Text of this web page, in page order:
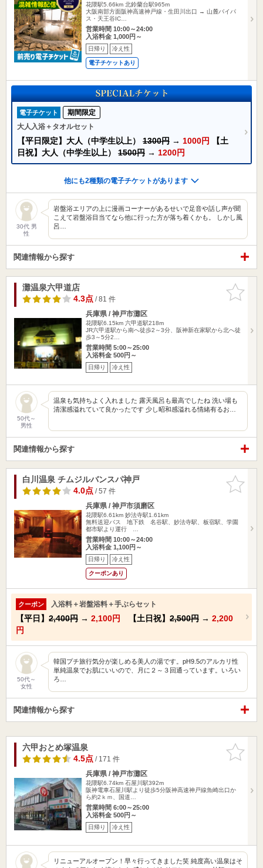
花隈駅5.66km 北鈴蘭台駅965m
大阪南部方面阪神高速神戸線・生田川出口 → 山麓バイパ
ス・天王谷IC…
営業時間 10:00～24:00
入浴料金 1,000円～
日帰り 冷え性
電子チケットあり
電子チケット
期間限定
大人入浴＋タオルセット
【平日限定】大人（中学生以上） 1300円 → 1000円
【土
日祝】大人（中学生以上） 1500円 → 1200円
他にも2種類の電子チケットがあります
30代 男
性
岩盤浴エリアの上に漫画コーナーがあるせいで足音や話し声が聞
こえて岩盤浴目当てなら他に行った方が落ち着くかも。 しかし風
呂…
関連情報から探す
お気に入
りに追加
灘温泉六甲道店
4.3点/ 81 件
兵庫県 / 神戸市灘区
花隈駅6.15km 六甲道駅218m
JR六甲道駅から南へ徒歩2～3分、阪神新在家駅から北へ徒
歩3～5分2…
営業時間 5:00～25:00
入浴料金 500円～
日帰り 冷え性
50代～
男性
温泉も気持ちよく入れました 露天風呂も最高でしたね 洗い場も
清潔感溢れていて良かったです 少し昭和感溢れる情緒有るお…
関連情報から探す
お気に入
りに追加
白川温泉 チムジルバンスパ神戸
4.0点/ 57 件
兵庫県 / 神戸市須磨区
花隈駅6.61km 妙法寺駅1.61km
無料送迎バス 地下鉄 名谷駅、妙法寺駅、板宿駅、学園
都市駅より運行 …
営業時間 10:00～24:00
入浴料金 1,100円～
日帰り 冷え性
クーポンあり
クーポン 入浴料＋岩盤浴料＋手ぶらセット
【平日】 2,400円 → 2,100円 【土日祝】 2,500円 → 2,200
円
50代～
女性
韓国プチ旅行気分が楽しめる美人の湯です。pH9.5のアルカリ性
単純温泉でお肌にいいので、月に２～３回通っています。いろい
ろ…
関連情報から探す
お気に入
りに追加
六甲おとめ塚温泉
4.5点/ 171 件
兵庫県 / 神戸市灘区
花隈駅6.74km 石屋川駅392m
阪神電車石屋川駅より徒歩5分阪神高速神戸線魚崎出口か
ら約2ｋｍ、国道…
営業時間 6:00～25:00
入浴料金 500円～
日帰り 冷え性
リニューアルオープン！早々行ってきました笑 純度高い温泉はそ